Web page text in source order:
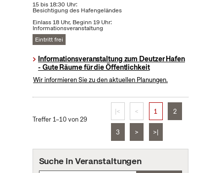
15 bis 18:30 Uhr:
Besichtigung des Hafengeländes
Einlass 18 Uhr, Beginn 19 Uhr:
Informationsveranstaltung
Eintritt frei
Informationsveranstaltung zum Deutzer Hafen
- Gute Räume für die Öffentlichkeit
Wir informieren Sie zu den aktuellen Planungen.
Treffer 1–10 von 29
|< < 1 2
3 > >|
Suche in Veranstaltungen